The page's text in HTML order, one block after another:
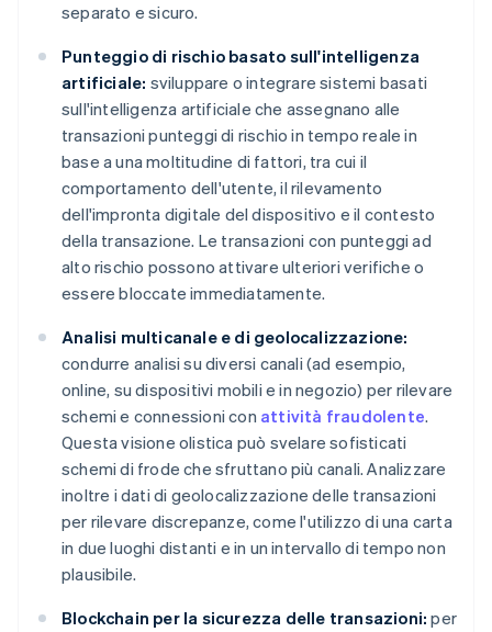
separato e sicuro.
Punteggio di rischio basato sull'intelligenza
artificiale: sviluppare o integrare sistemi basati
sull'intelligenza artificiale che assegnano alle
transazioni punteggi di rischio in tempo reale in
base a una moltitudine di fattori, tra cui il
comportamento dell'utente, il rilevamento
dell'impronta digitale del dispositivo e il contesto
della transazione. Le transazioni con punteggi ad
alto rischio possono attivare ulteriori verifiche o
essere bloccate immediatamente.
Analisi multicanale e di geolocalizzazione:
condurre analisi su diversi canali (ad esempio,
online, su dispositivi mobili e in negozio) per rilevare
schemi e connessioni con attività fraudolente.
Questa visione olistica può svelare sofisticati
schemi di frode che sfruttano più canali. Analizzare
inoltre i dati di geolocalizzazione delle transazioni
per rilevare discrepanze, come l'utilizzo di una carta
in due luoghi distanti e in un intervallo di tempo non
plausibile.
Blockchain per la sicurezza delle transazioni: per